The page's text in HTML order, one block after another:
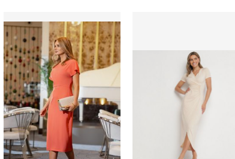
katrus
Sukienka Stylove